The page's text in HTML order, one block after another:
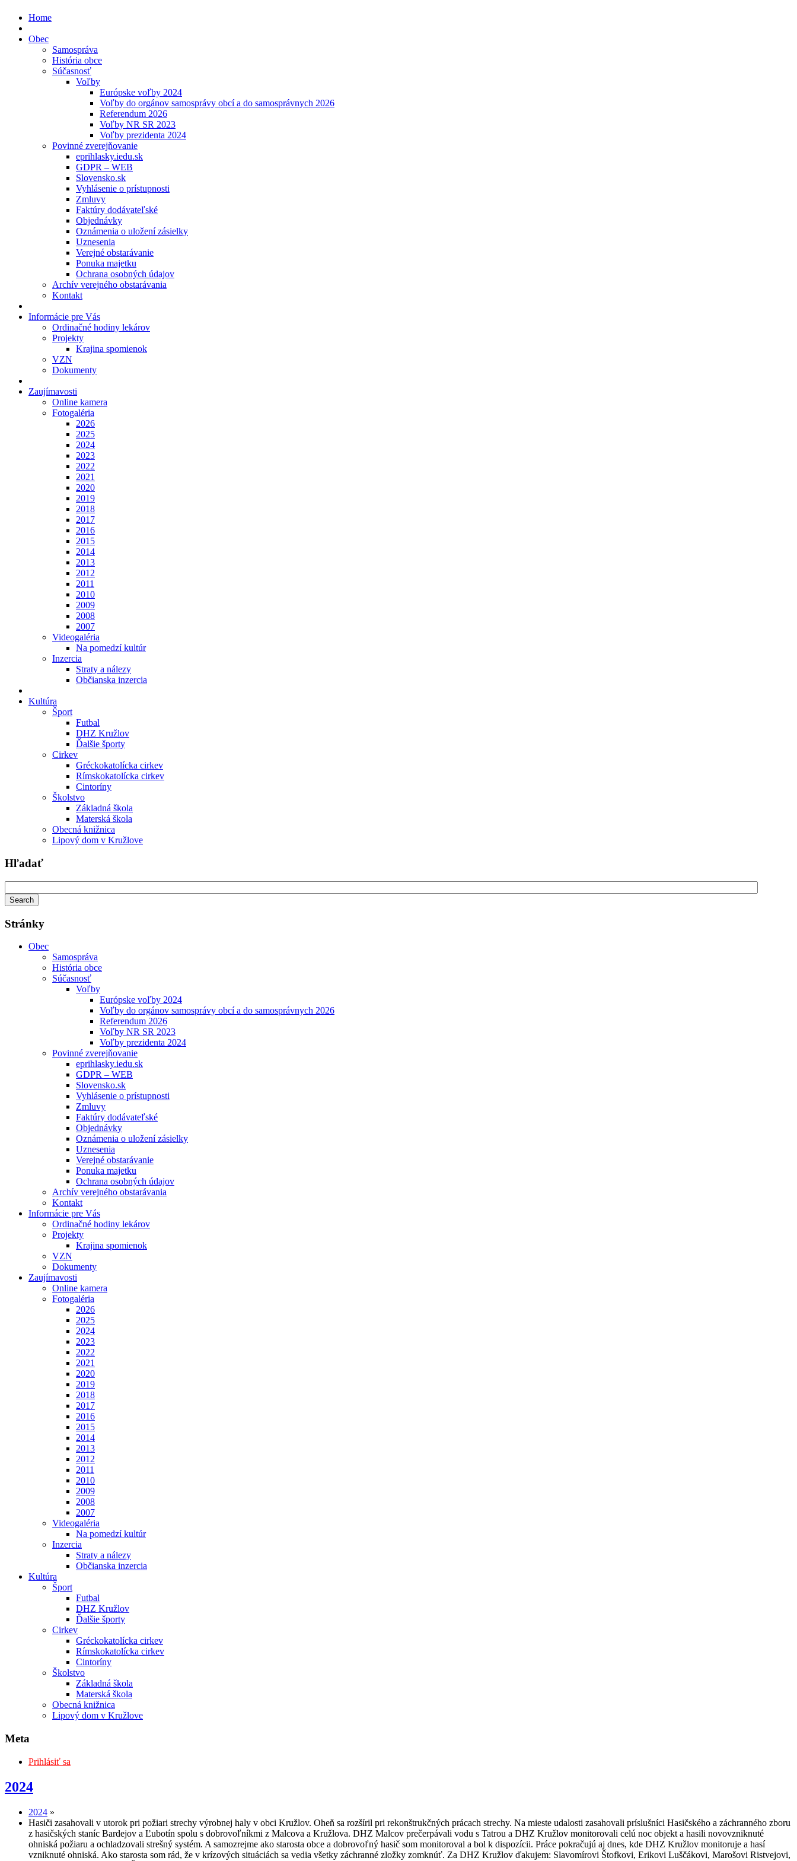
Home
Obec
Samospráva
História obce
Súčasnosť
Voľby
Európske voľby 2024
Voľby do orgánov samosprávy obcí a do samosprávnych 2026
Referendum 2026
Voľby NR SR 2023
Voľby prezidenta 2024
Povinné zverejňovanie
eprihlasky.iedu.sk
GDPR – WEB
Slovensko.sk
Vyhlásenie o prístupnosti
Zmluvy
Faktúry dodávateľské
Objednávky
Oznámenia o uložení zásielky
Uznesenia
Verejné obstarávanie
Ponuka majetku
Ochrana osobných údajov
Archív verejného obstarávania
Kontakt
Informácie pre Vás
Ordinačné hodiny lekárov
Projekty
Krajina spomienok
VZN
Dokumenty
Zaujímavosti
Online kamera
Fotogaléria
2026
2025
2024
2023
2022
2021
2020
2019
2018
2017
2016
2015
2014
2013
2012
2011
2010
2009
2008
2007
Videogaléria
Na pomedzí kultúr
Inzercia
Straty a nálezy
Občianska inzercia
Kultúra
Šport
Futbal
DHZ Kružlov
Ďalšie športy
Cirkev
Gréckokatolícka cirkev
Rímskokatolícka cirkev
Cintoríny
Školstvo
Základná škola
Materská škola
Obecná knižnica
Lipový dom v Kružlove
Hľadať
Stránky
Obec
Samospráva
História obce
Súčasnosť
Voľby
Európske voľby 2024
Voľby do orgánov samosprávy obcí a do samosprávnych 2026
Referendum 2026
Voľby NR SR 2023
Voľby prezidenta 2024
Povinné zverejňovanie
eprihlasky.iedu.sk
GDPR – WEB
Slovensko.sk
Vyhlásenie o prístupnosti
Zmluvy
Faktúry dodávateľské
Objednávky
Oznámenia o uložení zásielky
Uznesenia
Verejné obstarávanie
Ponuka majetku
Ochrana osobných údajov
Archív verejného obstarávania
Kontakt
Informácie pre Vás
Ordinačné hodiny lekárov
Projekty
Krajina spomienok
VZN
Dokumenty
Zaujímavosti
Online kamera
Fotogaléria
2026
2025
2024
2023
2022
2021
2020
2019
2018
2017
2016
2015
2014
2013
2012
2011
2010
2009
2008
2007
Videogaléria
Na pomedzí kultúr
Inzercia
Straty a nálezy
Občianska inzercia
Kultúra
Šport
Futbal
DHZ Kružlov
Ďalšie športy
Cirkev
Gréckokatolícka cirkev
Rímskokatolícka cirkev
Cintoríny
Školstvo
Základná škola
Materská škola
Obecná knižnica
Lipový dom v Kružlove
Meta
Prihlásiť sa
2024
2024 »
Hasiči zasahovali v utorok pri požiari strechy výrobnej haly v obci Kružlov. Oheň sa rozšíril pri rekonštrukčných prácach strechy. Na mieste udalosti zasahovali príslušníci Hasičského a záchranného zboru
z hasičských staníc Bardejov a Ľubotín spolu s dobrovoľníkmi z Malcova a Kružlova. DHZ Malcov prečerpávali vodu s Tatrou a DHZ Kružlov monitorovali celú noc objekt a hasili novovzniknuté
ohniská požiaru a ochladzovali strešný systém. A samozrejme ako starosta obce a dobrovoľný hasič som monitoroval a bol k dispozícii. Práce pokračujú aj dnes, kde DHZ Kružlov monitoruje a hasí
vzniknuté ohniská. Ako starosta som rád, že v krízových situáciách sa vedia všetky záchranné zložky zomknúť. Za DHZ Kružlov ďakujem: Slavomírovi Štofkovi, Erikovi Luščákovi, Marošovi Ristvejovi,